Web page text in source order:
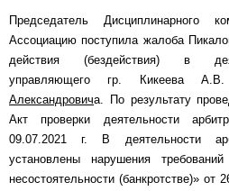
Председатель Дисциплинарного
Ассоциацию поступила жалоба
действия (бездействия) в
управляющего гр. Кикеева
Александровича. По результату
Акт проверки деятельности
09.07.2021 г. В деятельности
установлены нарушения
несостоятельности (банкротстве)»